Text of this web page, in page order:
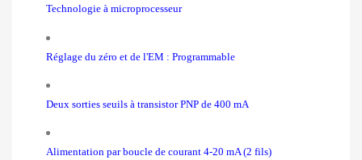
Technologie à microprocesseur
Réglage du zéro et de l'EM : Programmable
Deux sorties seuils à transistor PNP de 400 mA
Alimentation par boucle de courant 4-20 mA (2 fils)